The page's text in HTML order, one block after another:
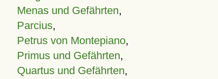
Menas und Gefährten,
Parcius,
Petrus von Montepiano,
Primus und Gefährten,
Quartus und Gefährten,